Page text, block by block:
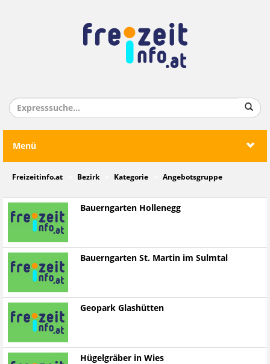
Menü
Freizeitinfo.at Bezirk Kategorie Angebotsgruppe
Bauerngarten Hollenegg
Bauerngarten St. Martin im Sulmtal
Geopark Glashütten
Hügelgräber in Wies